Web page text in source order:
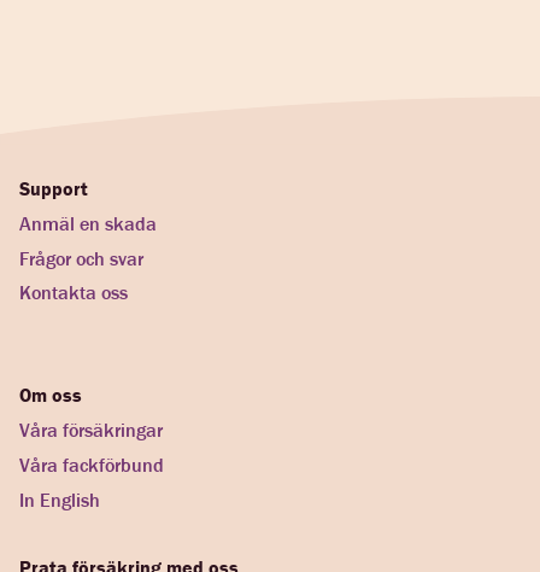
Support
Anmäl en skada
Frågor och svar
Kontakta oss
Om oss
Våra försäkringar
Våra fackförbund
In English
Prata försäkring med oss